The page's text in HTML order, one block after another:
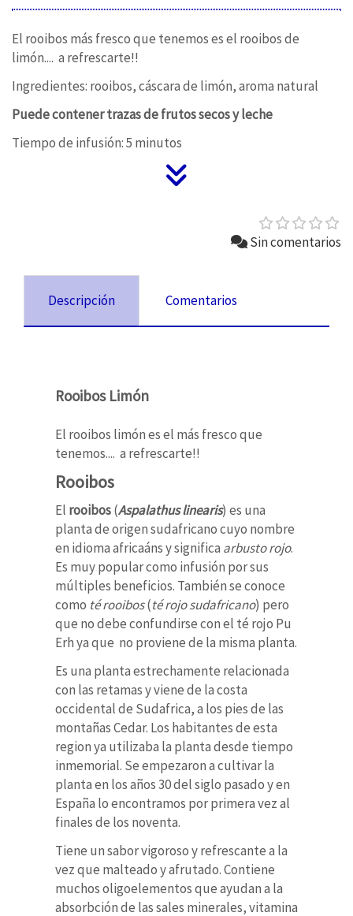
El rooibos más fresco que tenemos es el rooibos de
limón.... a refrescarte!!
Ingredientes: rooibos, cáscara de limón, aroma natural
Puede contener trazas de frutos secos y leche
Tiempo de infusión: 5 minutos
Sin comentarios
Descripción Comentarios
Rooibos Limón
El rooibos limón es el más fresco que
tenemos.... a refrescarte!!
Rooibos
El rooibos(Aspalathus linearis) es una
planta de origen sudafricano cuyo nombre
en idioma africaáns y significa arbusto rojo.
Es muy popular como infusión por sus
múltiples beneficios. También se conoce
como té rooibos(té rojo sudafricano) pero
que no debe confundirse con el té rojo Pu
Erh ya que no proviene de la misma planta.
Es una planta estrechamente relacionada
con las retamas y viene de la costa
occidental de Sudafrica, a los pies de las
montañas Cedar. Los habitantes de esta
region ya utilizaba la planta desde tiempo
inmemorial. Se empezaron a cultivar la
planta en los años 30 del siglo pasado y en
España lo encontramos por primera vez al
finales de los noventa.
Tiene un sabor vigoroso y refrescante a la
vez que malteado y afrutado. Contiene
muchos oligoelementos que ayudan a la
absorbción de las sales minerales, vitamina